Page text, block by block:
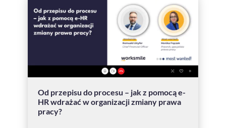
Od przepisu do procesu – jak z pomocą e-
HR wdrażać w organizacji zmiany prawa
pracy?